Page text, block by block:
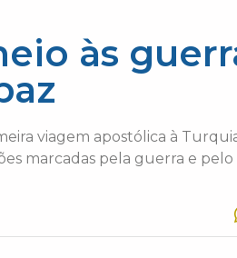
às
viagem apostólica à
marcadas pela guerra e